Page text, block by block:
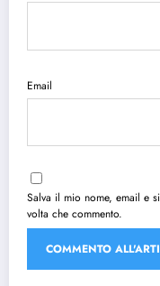
Email
Salva il mio nome, email e
volta che commento.